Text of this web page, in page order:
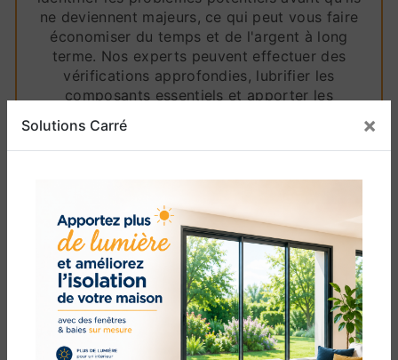
Solutions Carré ×
ne deviennent majeurs, ce qui peut vous faire
économiser du temps et de l'argent à long
terme. Nos experts peuvent effectuer des
vérifications approfondies, lubrifier les
composants essentiels et apporter les
fonctionnement de votre porte.
porte de garage, vous choisissez l'excellence
et le professionnalisme. Notre équipe dévouée
est fière de servir la communauté locale en
fournissant des solutions de menuiserie de
haute qualité. Peu importe la complexité du
problème de votre porte de garage, nous
sommes prêts à relever le défi et à restaurer
rapidement la fonctionnalité de votre porte.